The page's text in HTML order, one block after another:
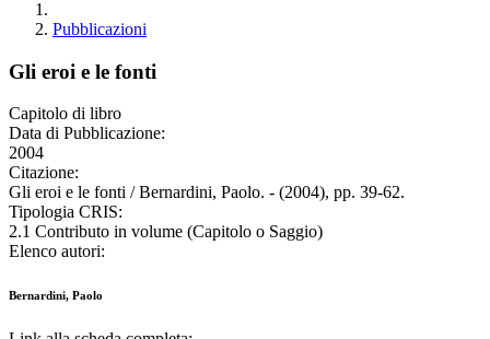
Pubblicazioni
Gli eroi e le fonti
Capitolo di libro
Data di Pubblicazione:
2004
Citazione:
Gli eroi e le fonti / Bernardini, Paolo. - (2004), pp. 39-62.
Tipologia CRIS:
2.1 Contributo in volume (Capitolo o Saggio)
Elenco autori:
Bernardini, Paolo